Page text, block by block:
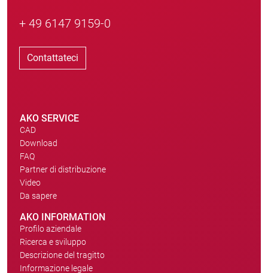
+ 49 6147 9159-0
Contattateci
AKO SERVICE
CAD
Download
FAQ
Partner di distribuzione
Video
Da sapere
AKO INFORMATION
Profilo aziendale
Ricerca e sviluppo
Descrizione del tragitto
Informazione legale